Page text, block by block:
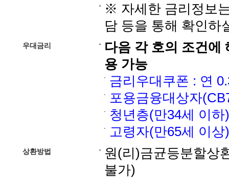
※ 자세한 금리정보
담 등을 통해 확인하
우대금리
다음 각 호의 조건에
용 가능
금리우대쿠폰 : 연
포용금융대상자
청년층(만34세 이하
고령자(만65세 이
상환방법
원(리)금균등분할상
불가)